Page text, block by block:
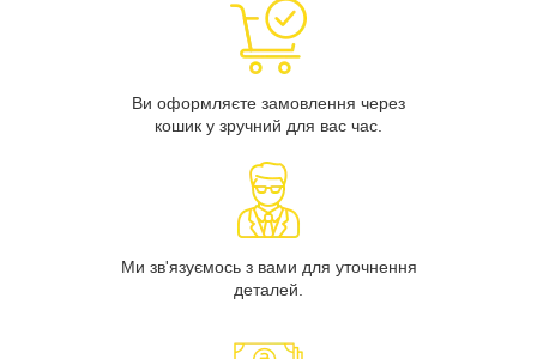
Ви оформляєте замовлення через
кошик у зручний для вас час.
Ми зв'язуємось з вами для уточнення
деталей.